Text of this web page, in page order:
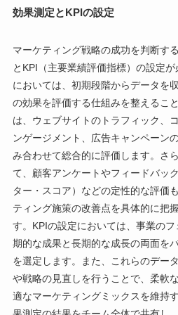
効果測定とKPIの設定
マーケティング戦略の成功を判断す
とKPI（主要業績評価指標）の設定
においては、初期段階からデータを
の効果を評価する仕組みを整えるこ
は、ウェブサイトのトラフィック、
ンゲージメント、広告キャンペーン
み合わせて総合的に評価します。さ
て、顧客アンケートやフィードバッ
ター・スコア）などの定性的な評価
ティング施策の改善点を具体的に把
す。KPIの設定においては、事業の
期的な成果と長期的な成長の両面を
を選定します。また、これらのデー
や戦略の見直しを行うことで、柔軟
適なマーケティングミックスを維持